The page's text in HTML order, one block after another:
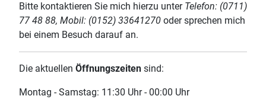
Bitte kontaktieren Sie mich hierzu unter Telefon: (0711)
77 48 88, Mobil: (0152) 33641270 oder sprechen mich
bei einem Besuch darauf an.
Die aktuellen Öffnungszeiten sind:
Montag - Samstag: 11:30 Uhr - 00:00 Uhr